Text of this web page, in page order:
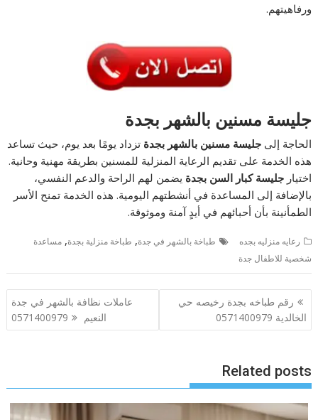
ورفاهيتهم.
جليسة مسنين بالشهر بجدة
الحاجة إلىجليسة مسنين بالشهر بجدة تزداد يومًا بعد يوم، حيث تساعد
هذه الخدمة على تقديم الرعاية المنزلية للمسنين بطريقة مهنية وحانية.
اختيارجليسة كبار السن بجدة يضمن لهم الراحة والدعم النفسي،
بالإضافة إلى المساعدة في أنشطتهم اليومية. هذه الخدمة تمنح الأسر
الطمأنينة بأن أحبائهم في أيدٍ آمنة وموثوقة.
رعايه منزليه بجده طباخة بالشهر في جدة, طباخة منزلية بجدة,مساعدة
شخصية للاطفال جدة
تصفّح
المقالات
رقم طباخه بجدة رخيصه حي
الخالدية 0571400979
عاملات نظافة بالشهر في جدة
النعيم 0571400979
Related posts